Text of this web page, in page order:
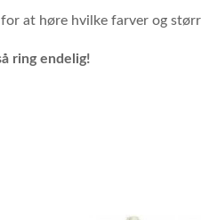
at høre hvilke farver og
ring endelig!